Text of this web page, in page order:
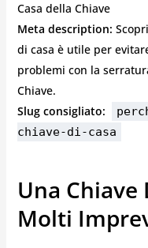
Casa della Chiave
Meta description:
di casa è utile per
problemi con la
Chiave.
Slug consigliato:
chiave-di-casa
Una Chiave
Molti